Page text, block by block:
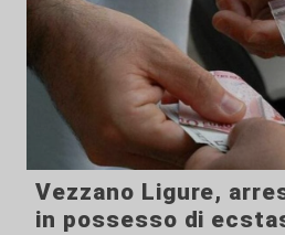
Vezzano Ligure,
in possesso di